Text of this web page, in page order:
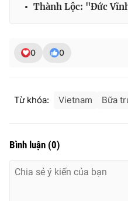
® Cấm sao chép dưới mọi
Thành Lộc: "Đức
0 0
Từ khóa: Vietnam Bữa
Bình luận (0)